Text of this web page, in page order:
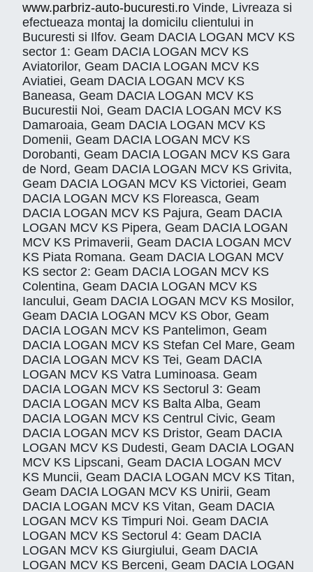
www.parbriz-auto-bucuresti.ro Vinde, Livreaza si
efectueaza montaj la domicilu clientului in
Bucuresti si Ilfov. Geam DACIA LOGAN MCV KS
sector 1: Geam DACIA LOGAN MCV KS
Aviatorilor, Geam DACIA LOGAN MCV KS
Aviatiei, Geam DACIA LOGAN MCV KS
Baneasa, Geam DACIA LOGAN MCV KS
Bucurestii Noi, Geam DACIA LOGAN MCV KS
Damaroaia, Geam DACIA LOGAN MCV KS
Domenii, Geam DACIA LOGAN MCV KS
Dorobanti, Geam DACIA LOGAN MCV KS Gara
de Nord, Geam DACIA LOGAN MCV KS Grivita,
Geam DACIA LOGAN MCV KS Victoriei, Geam
DACIA LOGAN MCV KS Floreasca, Geam
DACIA LOGAN MCV KS Pajura, Geam DACIA
LOGAN MCV KS Pipera, Geam DACIA LOGAN
MCV KS Primaverii, Geam DACIA LOGAN MCV
KS Piata Romana. Geam DACIA LOGAN MCV
KS sector 2: Geam DACIA LOGAN MCV KS
Colentina, Geam DACIA LOGAN MCV KS
Iancului, Geam DACIA LOGAN MCV KS Mosilor,
Geam DACIA LOGAN MCV KS Obor, Geam
DACIA LOGAN MCV KS Pantelimon, Geam
DACIA LOGAN MCV KS Stefan Cel Mare, Geam
DACIA LOGAN MCV KS Tei, Geam DACIA
LOGAN MCV KS Vatra Luminoasa. Geam
DACIA LOGAN MCV KS Sectorul 3: Geam
DACIA LOGAN MCV KS Balta Alba, Geam
DACIA LOGAN MCV KS Centrul Civic, Geam
DACIA LOGAN MCV KS Dristor, Geam DACIA
LOGAN MCV KS Dudesti, Geam DACIA LOGAN
MCV KS Lipscani, Geam DACIA LOGAN MCV
KS Muncii, Geam DACIA LOGAN MCV KS Titan,
Geam DACIA LOGAN MCV KS Unirii, Geam
DACIA LOGAN MCV KS Vitan, Geam DACIA
LOGAN MCV KS Timpuri Noi. Geam DACIA
LOGAN MCV KS Sectorul 4: Geam DACIA
LOGAN MCV KS Giurgiului, Geam DACIA
LOGAN MCV KS Berceni, Geam DACIA LOGAN